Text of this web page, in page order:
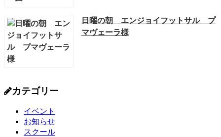
日曜の朝 エンジョイフットサル プ
マヴェーラ様
カテゴリー
イベント
お知らせ
スクール